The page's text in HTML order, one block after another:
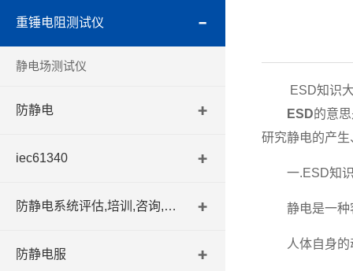
重锤电阻测试仪
静电场测试仪
防静电
iec61340
防静电系统评估,培训,咨询,认证
防静电服
ESD知识大
ESD的意
研究静电的产
一.ESD知识
静电是一种客
人体自身的动